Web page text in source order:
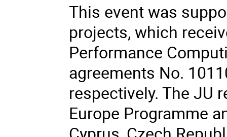
This event was
projects, which
Performance
agreements No.
respectively. The JU
Europe Programme